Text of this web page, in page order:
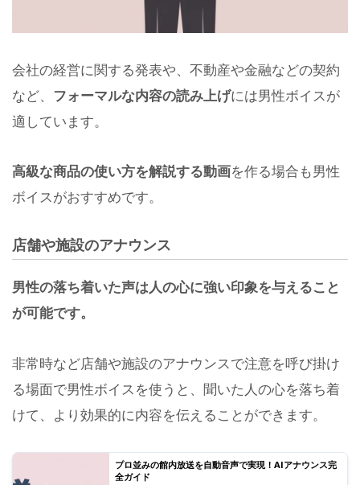
会社の経営に関する発表や、不動産や金融などの契約
など、 フォーマルな内容の読み上げには男性ボイスが
適しています。
高級な商品の使い方を解説する動画を作る場合も男性
ボイスがおすすめです。
店舗や施設のアナウンス
男性の落ち着いた声は人の心に強い印象を与えること
が可能です。
非常時など店舗や施設のアナウンスで注意を呼び掛け
る場面で男性ボイスを使うと、聞いた人の心を落ち着
けて、より効果的に内容を伝えることができます。
プロ並みの館内放送を自動音声で実現！AIアナウンス完
全ガイド